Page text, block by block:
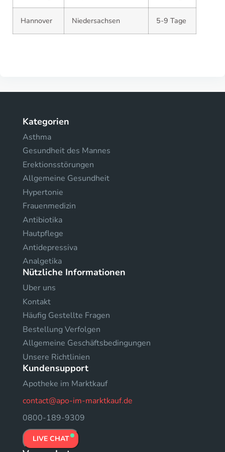
Hannover Niedersachsen 5-9 Tage
Kategorien
Asthma
Gesundheit des Mannes
Erektionsstörungen
Allgemeine Gesundheit
Hypertonie
Frauenmedizin
Antibiotika
Hautpflege
Antidepressiva
Analgetika
Nützliche Informationen
Uber uns
Kontakt
Häufig Gestellte Fragen
Bestellung Verfolgen
Allgemeine Geschäftsbedingungen
Unsere Richtlinien
Kundensupport
Apotheke im Marktkauf
contact@apo-im-marktkauf.de
0800-189-9309
LIVE CHAT